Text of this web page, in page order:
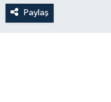
Paylaş